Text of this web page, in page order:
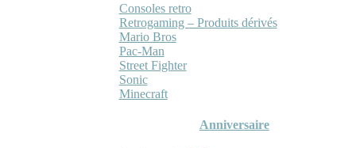
Consoles retro
Retrogaming – Produits dérivés
Mario Bros
Pac-Man
Street Fighter
Sonic
Minecraft
Anniversaire